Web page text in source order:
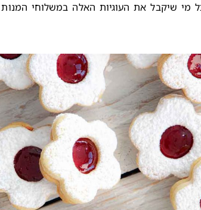
מי שיקבל את העוגיות האלה במשלוחי המנות